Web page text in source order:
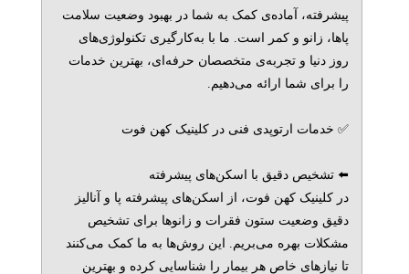
پیشرفته، آماده‌ی کمک به شما در بهبود وضعیت سلامت
پاها، زانو و کمر است. ما با به‌کارگیری تکنولوژی‌های
روز دنیا و تجربه‌ی متخصصان حرفه‌ای، بهترین خدمات
را برای شما ارائه می‌دهیم.
✅ خدمات ارتوپدی فنی در کلینیک کهن فوت
⬅️ تشخیص دقیق با اسکن‌های پیشرفته
در کلینیک کهن فوت، از اسکن‌های پیشرفته پا و آنالیز
دقیق وضعیت ستون فقرات و زانوها برای تشخیص
مشکلات بهره می‌بریم. این روش‌ها به ما کمک می‌کنند
تا نیازهای خاص هر بیمار را شناسایی کرده و بهترین